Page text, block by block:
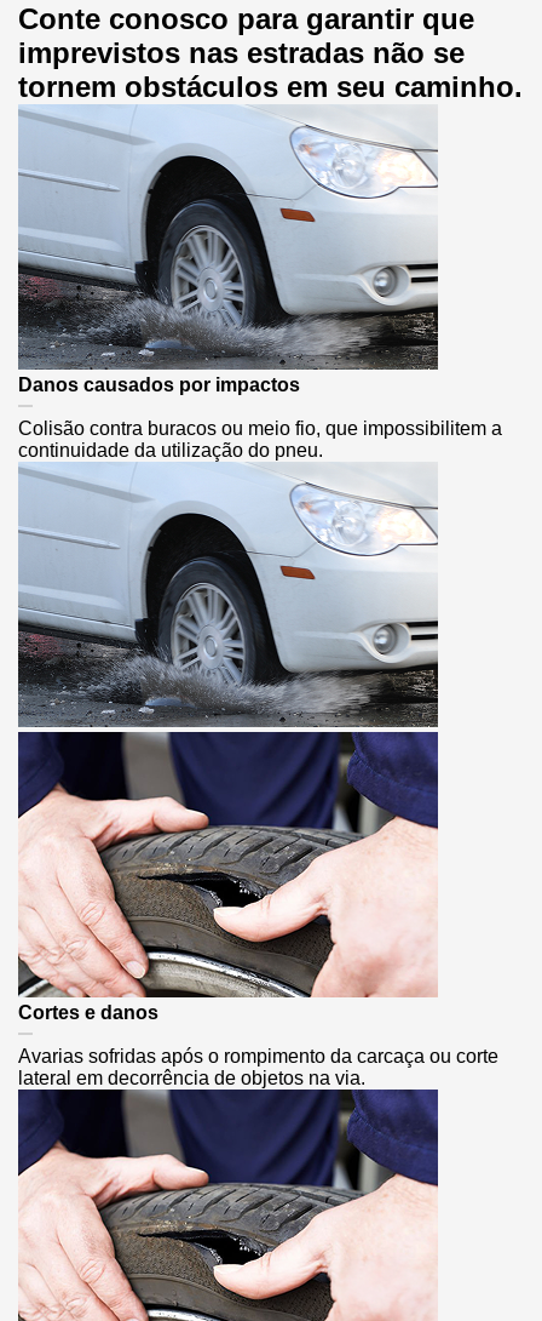
Conte conosco para garantir que
imprevistos nas estradas não se
tornem obstáculos em seu caminho.
Danos causados por impactos
Colisão contra buracos ou meio fio, que impossibilitem a
continuidade da utilização do pneu.
Cortes e danos
Avarias sofridas após o rompimento da carcaça ou corte
lateral em decorrência de objetos na via.